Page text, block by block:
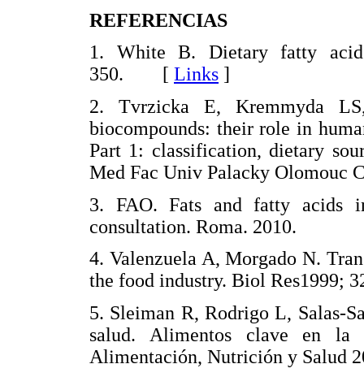
REFERENCIAS
1. White B. Dietary fatty
350. [ Links ]
2. Tvrzicka E, Kremmyda
biocompounds: their role in
Part 1: classification, dietary
Med Fac Univ Palacky Olomouc
3. FAO. Fats and fatty acids
consultation. Roma. 2010.
4. Valenzuela A, Morgado N.
the food industry. Biol Res1999;
5. Sleiman R, Rodrigo L, Salas-
salud. Alimentos clave en la
Alimentación, Nutrición y Salud